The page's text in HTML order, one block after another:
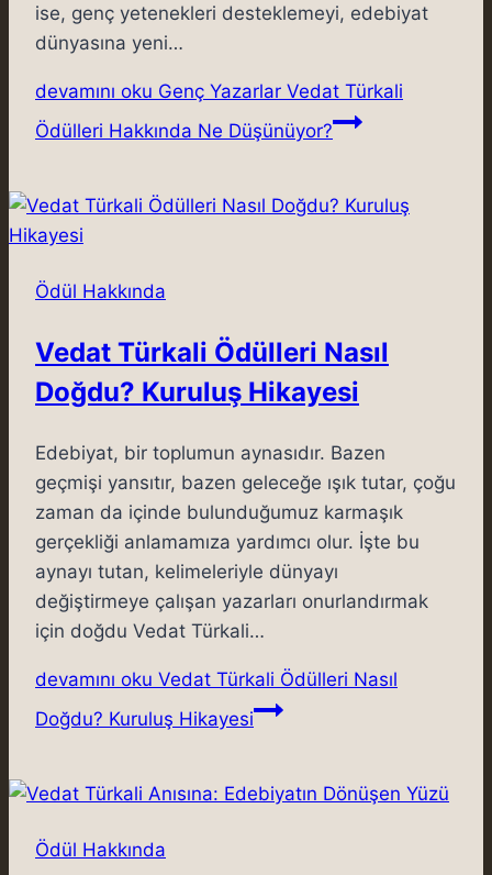
ise, genç yetenekleri desteklemeyi, edebiyat
dünyasına yeni…
devamını oku Genç Yazarlar Vedat Türkali
Ödülleri Hakkında Ne Düşünüyor?
Ödül Hakkında
Vedat Türkali Ödülleri Nasıl
Doğdu? Kuruluş Hikayesi
Edebiyat, bir toplumun aynasıdır. Bazen
geçmişi yansıtır, bazen geleceğe ışık tutar, çoğu
zaman da içinde bulunduğumuz karmaşık
gerçekliği anlamamıza yardımcı olur. İşte bu
aynayı tutan, kelimeleriyle dünyayı
değiştirmeye çalışan yazarları onurlandırmak
için doğdu Vedat Türkali…
devamını oku Vedat Türkali Ödülleri Nasıl
Doğdu? Kuruluş Hikayesi
Ödül Hakkında